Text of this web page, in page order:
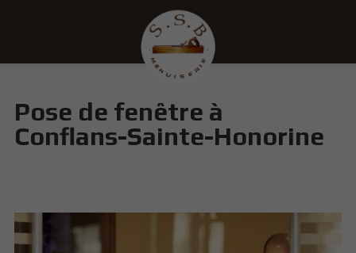
Pose de fenêtre à
Conflans-Sainte-Honorine